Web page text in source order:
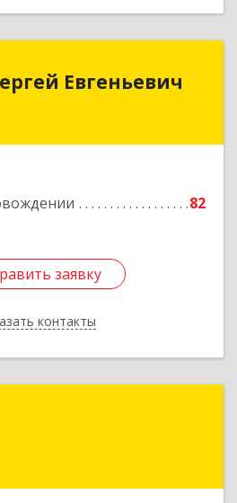
Евгеньевич
82
заявку
контакты
Сергей Евгеньевич
Подробнее
заявку
Назад
обл, Щелково г, Городской